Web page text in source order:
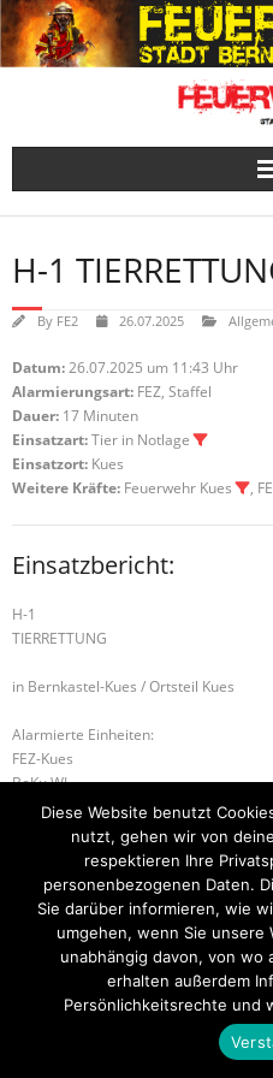
Skip
to
content
H-1
By FE2 26.07.2025
Datum:26.07.2025 um 11:43 Uhr
Alarmierungsart: FEZ, Staffel
Dauer: 17 Minuten
Einsatzart:Tier in Notlage
Einsatzort: Kues
Weitere Kräfte: Feuerwehr Kues ,
Einsatzbericht:
H-1
TIERRETTUNG
in Bernkastel-Kues / Ortsteil Kues
Alarmierte Einheiten:
FEZ-Kues
BeKu WL
H-2 TÜR ÖFFNEN DRINGEND
Startseite Einsätze
Theme byThink Up Themes
Diese Website benutzt
nutzt, gehen wir von
respektieren Ihre
personenbezogenen Daten.
Sie darüber informieren, wie
umgehen, wenn Sie unsere
unabhängig davon, von wo
erhalten außerdem
Persönlichkeitsrechte und